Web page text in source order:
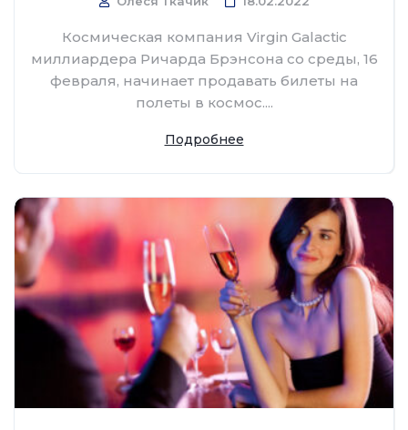
Космическая компания Virgin Galactic
миллиардера Ричарда Брэнсона со среды, 16
февраля, начинает продавать билеты на
полеты в космос....
Подробнее